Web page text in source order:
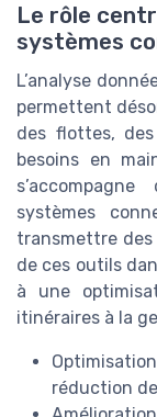
Le rôle
systèmes
L’analyse
permettent
des flottes,
besoins en
systèmes
transmettre des
de ces outils
à une
itinéraires à la
réduction